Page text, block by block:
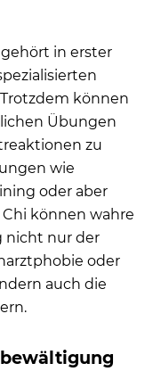
in erster
können
Übungen
zu
wie
oder aber
können wahre
nicht nur der
oder
auch die